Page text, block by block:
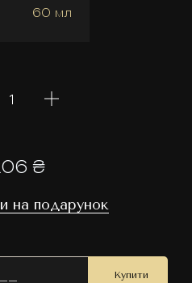
60 мл
₴
на подарунок
Купити